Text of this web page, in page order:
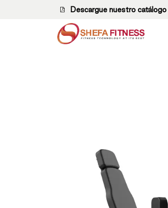
Ir al contenido Descargue nuestro catálogo